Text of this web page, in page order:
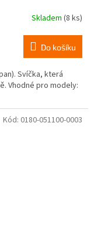
Skladem (8 ks)
Do košíku
Svíčka, která
Vhodné pro modely:
Kód: 0180-051100-0003